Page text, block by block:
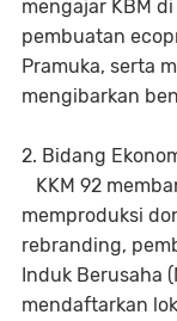
mengajar KBM
pembuatan
Pramuka, serta
mengibarkan
2. Bidang
KKM 92
memproduksi
rebranding,
Induk Berusaha
mendaftarkan